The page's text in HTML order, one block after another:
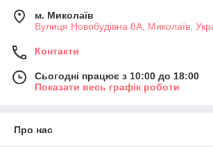
м. Миколаїв
Вулиця Новобудівна 8А, Миколаїв,
Контакти
Сьогодні працює з 10:00 до 18:00
Показати весь графік роботи
Про нас